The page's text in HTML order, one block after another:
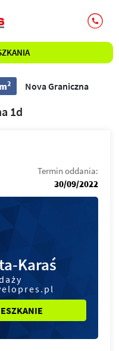
2 Nova Graniczna
1d
Termin oddania:
30/09/2022
Karaś